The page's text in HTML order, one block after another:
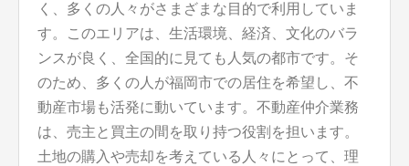
く、多くの人々がさまざまな目的で利用していま
す。
このエリアは、生活環境、経済、文化のバラ
ンスが良く、全国的に見ても人気の都市です。そ
のため、多くの人が福岡市での居住を希望し、不
動産市場も活発に動いています。不動産仲介業務
は、売主と買主の間を取り持つ役割を担います。
土地の購入や売却を考えている人々にとって、理